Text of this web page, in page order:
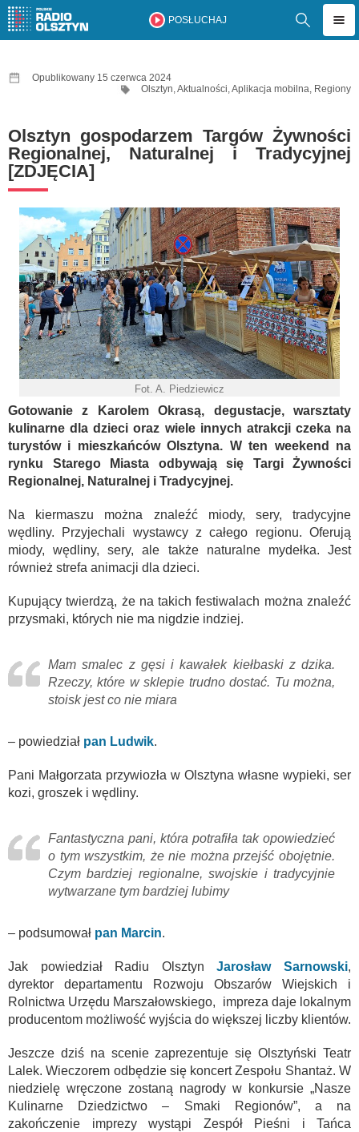
POSŁUCHAJ
Opublikowany 15 czerwca 2024
Olsztyn,Aktualności,Aplikacja mobilna, Regiony
Olsztyn gospodarzem Targów Żywności
Regionalnej, Naturalnej i Tradycyjnej
[ZDJĘCIA]
Fot. A. Piedziewicz
Gotowanie z Karolem Okrasą, degustacje, warsztaty
kulinarne dla dzieci oraz wiele innych atrakcji czeka na
turystów i mieszkańców Olsztyna. W ten weekend na
rynku Starego Miasta odbywają się Targi Żywności
Regionalnej, Naturalnej i Tradycyjnej.
Na kiermaszu można znaleźć miody, sery, tradycyjne
wędliny. Przyjechali wystawcy z całego regionu. Oferują
miody, wędliny, sery, ale także naturalne mydełka. Jest
również strefa animacji dla dzieci.
Kupujący twierdzą, że na takich festiwalach można znaleźć
przysmaki, których nie ma nigdzie indziej.
Mam smalec z gęsi i kawałek kiełbaski z dzika.
Rzeczy, które w sklepie trudno dostać. Tu można,
stoisk jest co nie miara
– powiedział pan Ludwik.
Pani Małgorzata przywiozła w Olsztyna własne wypieki, ser
kozi, groszek i wędliny.
Fantastyczna pani, która potrafiła tak opowiedzieć
o tym wszystkim, że nie można przejść obojętnie.
Czym bardziej regionalne, swojskie i tradycyjnie
wytwarzane tym bardziej lubimy
– podsumował pan Marcin.
Jak powiedział Radiu OlsztynJarosław Sarnowski,
dyrektor departamentu Rozwoju Obszarów Wiejskich i
Rolnictwa Urzędu Marszałowskiego, impreza daje lokalnym
producentom możliwość wyjścia do większej liczby klientów.
Jeszcze dziś na scenie zaprezentuje się Olsztyński Teatr
Lalek. Wieczorem odbędzie się koncert Zespołu Shantaż. W
niedzielę wręczone zostaną nagrody w konkursie „Nasze
Kulinarne Dziedzictwo – Smaki Regionów”, a na
zakończenie imprezy wystąpi Zespół Pieśni i Tańca